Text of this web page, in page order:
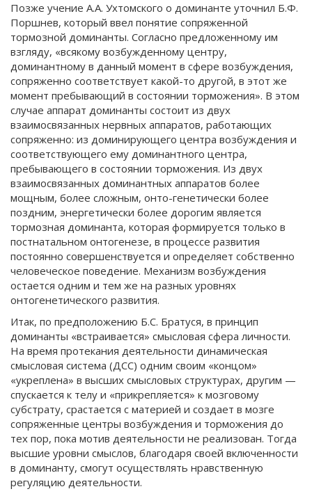
Позже учение А.А. Ухтомского о доминанте уточнил Б.Ф.
Поршнев, который ввел понятие сопряженной
тормозной доминанты. Согласно предложенному им
взгляду, «всякому возбужденному центру,
доминантному в данный момент в сфере возбуждения,
сопряженно соответствует какой-то другой, в этот же
момент пребывающий в состоянии торможения». В этом
случае аппарат доминанты состоит из двух
взаимосвязанных нервных аппаратов, работающих
сопряженно: из доминирующего центра возбуждения и
соответствующего ему доминантного центра,
пребывающего в состоянии торможения. Из двух
взаимосвязанных доминантных аппаратов более
мощным, более сложным, онто-генетически более
поздним, энергетически более дорогим является
тормозная доминанта, которая формируется только в
постнатальном онтогенезе, в процессе развития
постоянно совершенствуется и определяет собственно
человеческое поведение. Механизм возбуждения
остается одним и тем же на разных уровнях
онтогенетического развития.
Итак, по предположению Б.С. Братуся, в принцип
доминанты «встраивается» смысловая сфера личности.
На время протекания деятельности динамическая
смысловая система (ДСС) одним своим «концом»
«укреплена» в высших смысловых структурах, другим —
спускается к телу и «прикрепляется» к мозговому
субстрату, срастается с материей и создает в мозге
сопряженные центры возбуждения и торможения до
тех пор, пока мотив деятельности не реализован. Тогда
высшие уровни смыслов, благодаря своей включенности
в доминанту, смогут осуществлять нравственную
регуляцию деятельности.